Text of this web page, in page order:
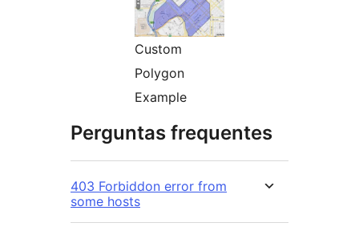
Custom
Polygon
Example
Perguntas frequentes
403 Forbiddon error from
some hosts